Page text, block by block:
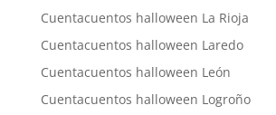
Cuentacuentos halloween La Rioja
Cuentacuentos halloween Laredo
Cuentacuentos halloween León
Cuentacuentos halloween Logroño